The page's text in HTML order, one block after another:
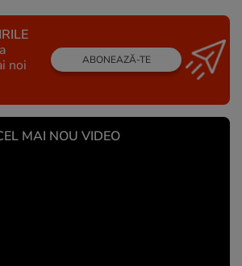
noi
ABONEAZĂ-TE
MAI NOU VIDEO